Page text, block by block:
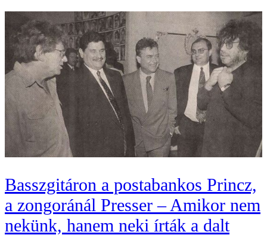
Basszgitáron a postabankos Princz,
a zongoránál Presser – Amikor nem
nekünk, hanem neki írták a dalt